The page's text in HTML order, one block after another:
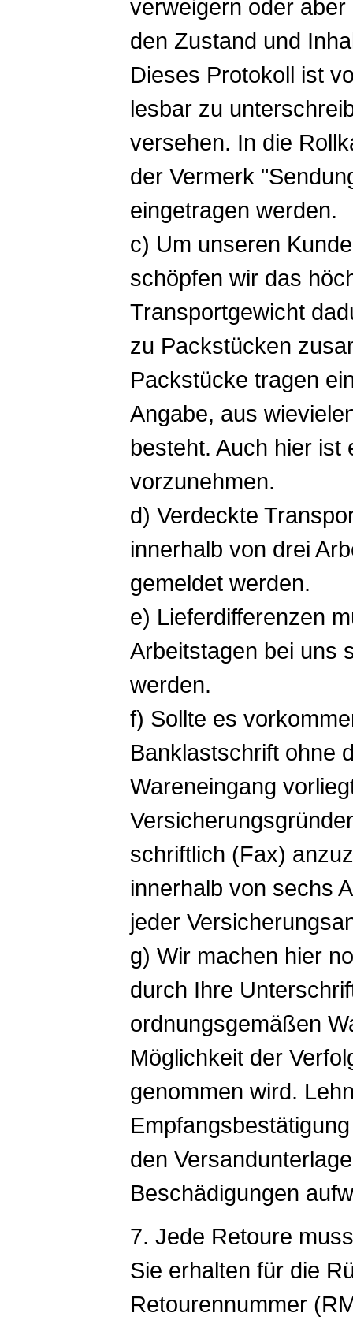
verweigern oder
den Zustand und
Dieses Protokoll ist
lesbar zu
versehen. In die
der Vermerk
eingetragen werden.
c) Um unseren
schöpfen wir das
Transportgewicht
zu Packstücken
Packstücke tragen
Angabe, aus
besteht. Auch hier ist
vorzunehmen.
d) Verdeckte
innerhalb von drei
gemeldet werden.
e) Lieferdifferenzen
Arbeitstagen bei uns
werden.
f) Sollte es
Banklastschrift ohne
Wareneingang
schriftlich (Fax)
innerhalb von sechs
jeder
g) Wir machen hier
durch Ihre
ordnungsgemäßen
Möglichkeit der
genommen wird.
den
Beschädigungen
7. Jede Retoure
Sie erhalten für die
Retourennummer